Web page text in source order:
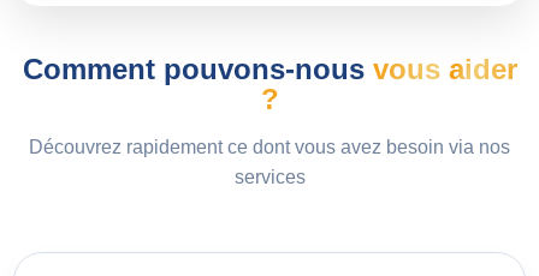
Comment pouvons-nous vous aider
?
Découvrez rapidement ce dont vous avez besoin via nos
services